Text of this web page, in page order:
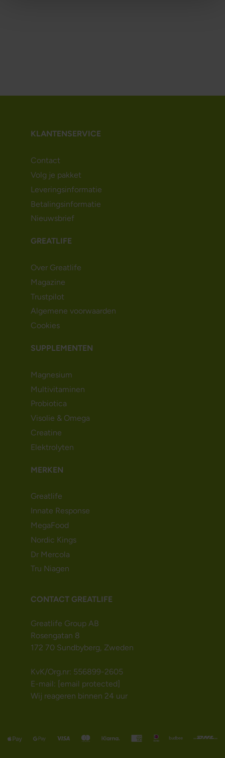
KLANTENSERVICE
Contact
Volg je pakket
Leveringsinformatie
Betalingsinformatie
Nieuwsbrief
GREATLIFE
Over Greatlife
Magazine
Trustpilot
Algemene voorwaarden
Cookies
SUPPLEMENTEN
Magnesium
Multivitaminen
Probiotica
Visolie & Omega
Creatine
Elektrolyten
MERKEN
Greatlife
Innate Response
MegaFood
Nordic Kings
Dr Mercola
Tru Niagen
CONTACT GREATLIFE
Greatlife Group AB
Rosengatan 8
172 70 Sundbyberg, Zweden
KvK/Org.nr: 556899-2605
E-mail: [email protected]
Wij reageren binnen 24 uur